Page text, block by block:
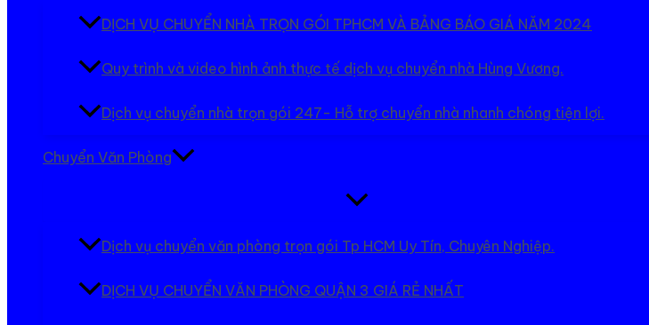
DỊCH VỤ CHUYỂN NHÀ TRỌN GÓI TPHCM VÀ BẢNG BÁO GIÁ NĂM 2024
Quy trình và video hình ảnh thực tế dịch vụ chuyển nhà Hùng Vương.
Dịch vụ chuyển nhà trọn gói 247- Hỗ trợ chuyển nhà nhanh chóng tiện lợi.
Chuyển Văn Phòng
Bật/tắt
Dịch vụ chuyển văn phòng trọn gói Tp HCM Uy Tín, Chuyên Nghiệp.
DỊCH VỤ CHUYỂN VĂN PHÒNG QUẬN 3 GIÁ RẺ NHẤT